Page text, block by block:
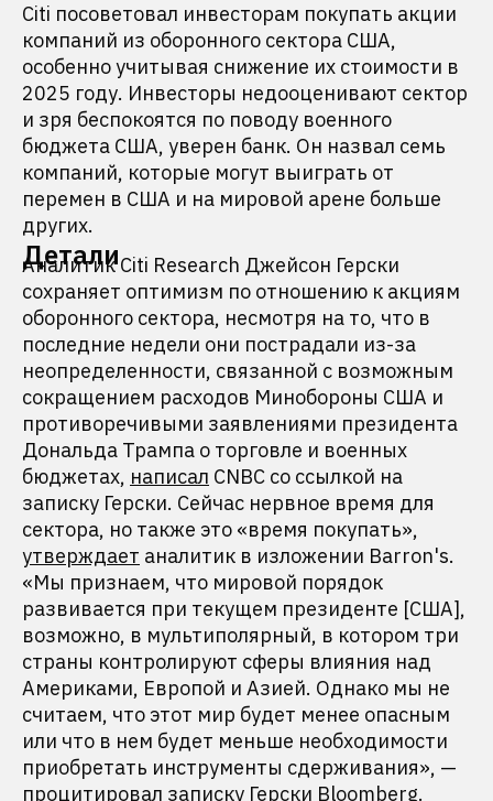
Citi посоветовал инвесторам покупать акции
компаний из оборонного сектора США,
особенно учитывая снижение их стоимости в
2025 году. Инвесторы недооценивают сектор
и зря беспокоятся по поводу военного
бюджета США, уверен банк. Он назвал семь
компаний, которые могут выиграть от
перемен в США и на мировой арене больше
других.
Детали
Аналитик Citi Research Джейсон Герски
сохраняет оптимизм по отношению к акциям
оборонного сектора, несмотря на то, что в
последние недели они пострадали из-за
неопределенности, связанной с возможным
сокращением расходов Минобороны США и
противоречивыми заявлениями президента
Дональда Трампа о торговле и военных
бюджетах, написал CNBC со ссылкой на
записку Герски. Сейчас нервное время для
сектора, но также это «время покупать»,
утверждает аналитик в изложении Barron's.
«Мы признаем, что мировой порядок
развивается при текущем президенте [США],
возможно, в мультиполярный, в котором три
страны контролируют сферы влияния над
Америками, Европой и Азией. Однако мы не
считаем, что этот мир будет менее опасным
или что в нем будет меньше необходимости
приобретать инструменты сдерживания», —
процитировал записку Герски Bloomberg.